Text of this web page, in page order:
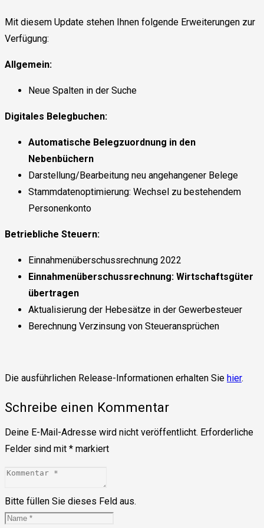
Mit diesem Update stehen Ihnen folgende Erweiterungen zur
Verfügung:
Allgemein:
Neue Spalten in der Suche
Digitales Belegbuchen:
Automatische Belegzuordnung in den
Nebenbüchern
Darstellung/Bearbeitung neu angehangener Belege
Stammdatenoptimierung: Wechsel zu bestehendem
Personenkonto
Betriebliche Steuern:
Einnahmenüberschussrechnung 2022
Einnahmenüberschussrechnung: Wirtschaftsgüter
übertragen
Aktualisierung der Hebesätze in der Gewerbesteuer
Berechnung Verzinsung von Steueransprüchen
Die ausführlichen Release-Informationen erhalten Sie hier.
Schreibe einen Kommentar
Deine E-Mail-Adresse wird nicht veröffentlicht. Erforderliche
Felder sind mit * markiert
Bitte füllen Sie dieses Feld aus.